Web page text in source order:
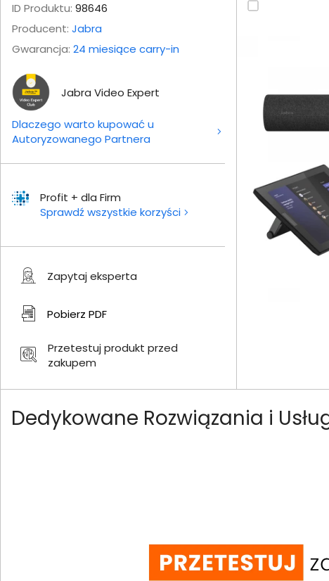
ID Produktu: 98646
Producent: Jabra
Gwarancja: 24 miesiące carry-in
Jabra Video Expert
Dlaczego warto kupować u
Autoryzowanego Partnera
Profit + dla Firm
Sprawdź wszystkie korzyści
Zapytaj eksperta
Pobierz PDF
Przetestuj produkt przed
zakupem
Dedykowane Rozwiązania i